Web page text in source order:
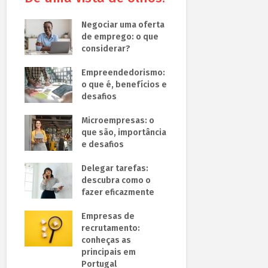
Negociar uma oferta
de emprego: o que
considerar?
Empreendedorismo:
o que é, benefícios e
desafios
Microempresas: o
que são, importância
e desafios
Delegar tarefas:
descubra como o
fazer eficazmente
Empresas de
recrutamento:
conheças as
principais em
Portugal